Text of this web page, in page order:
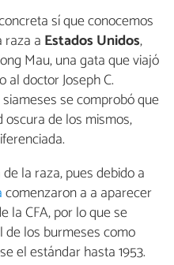
sí que conocemos
raza a Estados Unidos,
Mau, una gata que viajó
doctor Joseph C.
se comprobó que
de los mismos,
la raza, pues debido a
comenzaron a a aparecer
la CFA, por lo que se
los burmeses como
el estándar hasta 1953.